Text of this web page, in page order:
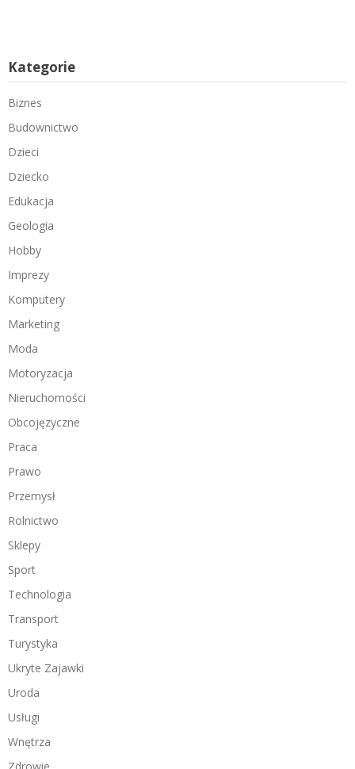
Kategorie
Biznes
Budownictwo
Dzieci
Dziecko
Edukacja
Geologia
Hobby
Imprezy
Komputery
Marketing
Moda
Motoryzacja
Nieruchomości
Obcojęzyczne
Praca
Prawo
Przemysł
Rolnictwo
Sklepy
Sport
Technologia
Transport
Turystyka
Ukryte Zajawki
Uroda
Usługi
Wnętrza